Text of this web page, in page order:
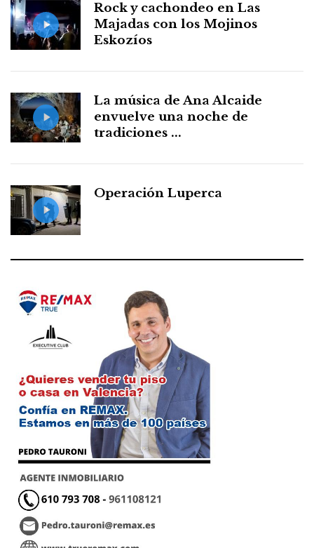
Rock y cachondeo en Las
Majadas con los Mojinos
Eskozíos
La música de Ana Alcaide
envuelve una noche de
tradiciones ...
Operación Luperca